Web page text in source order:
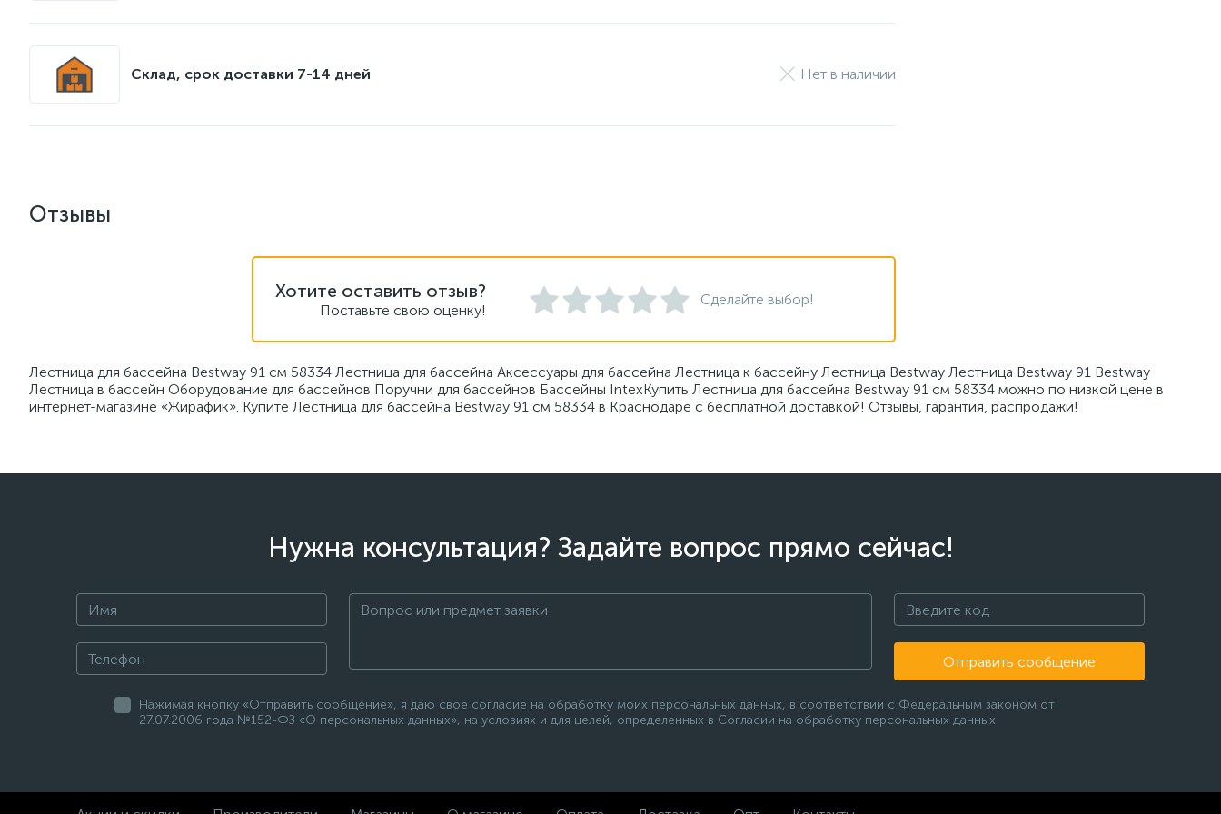
Склад, срок доставки 7-14 дней Нет в наличии
Отзывы
Хотите оставить отзыв?
Поставьте свою оценку!
Сделайте выбор!
Лестница для бассейна Bestway 91 см 58334 Лестница для бассейна Аксессуары для бассейна Лестница к бассейну Лестница Bestway Лестница Bestway 91 Bestway
Лестница в бассейн Оборудование для бассейнов Поручни для бассейнов Бассейны IntexКупить Лестница для бассейна Bestway 91 см 58334 можно по низкой цене в
интернет-магазине «Жирафик». Купите Лестница для бассейна Bestway 91 см 58334 в Краснодаре с бесплатной доставкой! Отзывы, гарантия, распродажи!
Нужна консультация? Задайте вопрос прямо сейчас!
Отправить сообщение
Нажимая кнопку «Отправить сообщение», я даю свое согласие на обработку моих персональных данных, в соответствии с Федеральным законом от
27.07.2006 года №152-ФЗ «О персональных данных», на условиях и для целей, определенных в Согласии на обработку персональных данных